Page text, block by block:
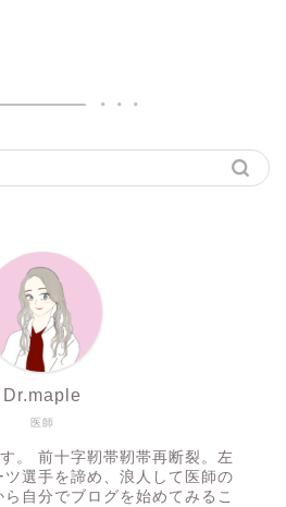
医師
Dr.maple
。 前十字靭帯靭帯再断裂。左
選手を諦め、浪人して医師の
自分でブログを始めてみるこ